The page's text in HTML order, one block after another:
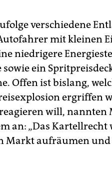
verschiedene
mit kleinen
niedrigere
ein
Offen ist bislang,
ergriffen
will,
an: „Das Kartellrecht
Markt ‌aufräumen